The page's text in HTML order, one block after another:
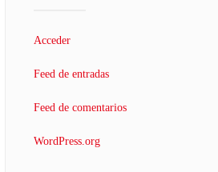
Acceder
Feed de entradas
Feed de comentarios
WordPress.org